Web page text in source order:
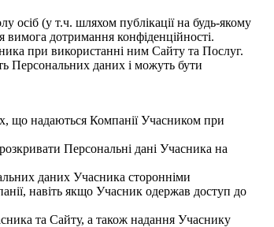
осіб (у т.ч. шляхом публікації на будь-якому
вимога дотримання конфіденційності.
при використанні ним Сайту та Послуг.
Персональних даних і можуть бути
що надаються Компанії Учасником при
Персональні дані Учасника на
даних Учасника сторонніми
навіть якщо Учасник одержав доступ до
та Сайту, а також надання Учаснику